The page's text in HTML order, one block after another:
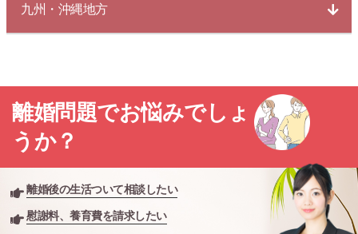
九州・沖縄地方
離婚問題でお悩みでしょ
うか？
離婚後の生活ついて相談したい
慰謝料、養育費を請求したい